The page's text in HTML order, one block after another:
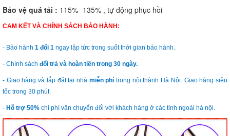
Bảo vệ quá tải : 115% -135% , tự động phục hồi
CAM KẾT VÀ CHÍNH SÁCH BẢO HÀNH:
- Bảo hành 1 đổi 1 ngay lập tức trong suốt thời gian bảo hành.
- Chính sách đổi trả và hoàn tiền trong 30 ngày.
- Giao hàng và lắp đặt tại nhà miễn phí trong nội thành Hà Nội. Giao hàng siêu
tốc trong 30 phút.
- Hỗ trợ 50% chi phí vận chuyển đối với khách hàng ở các tỉnh ngoài hà nội.